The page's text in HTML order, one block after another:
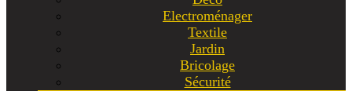
Electroménager
Textile
Jardin
Bricolage
Sécurité